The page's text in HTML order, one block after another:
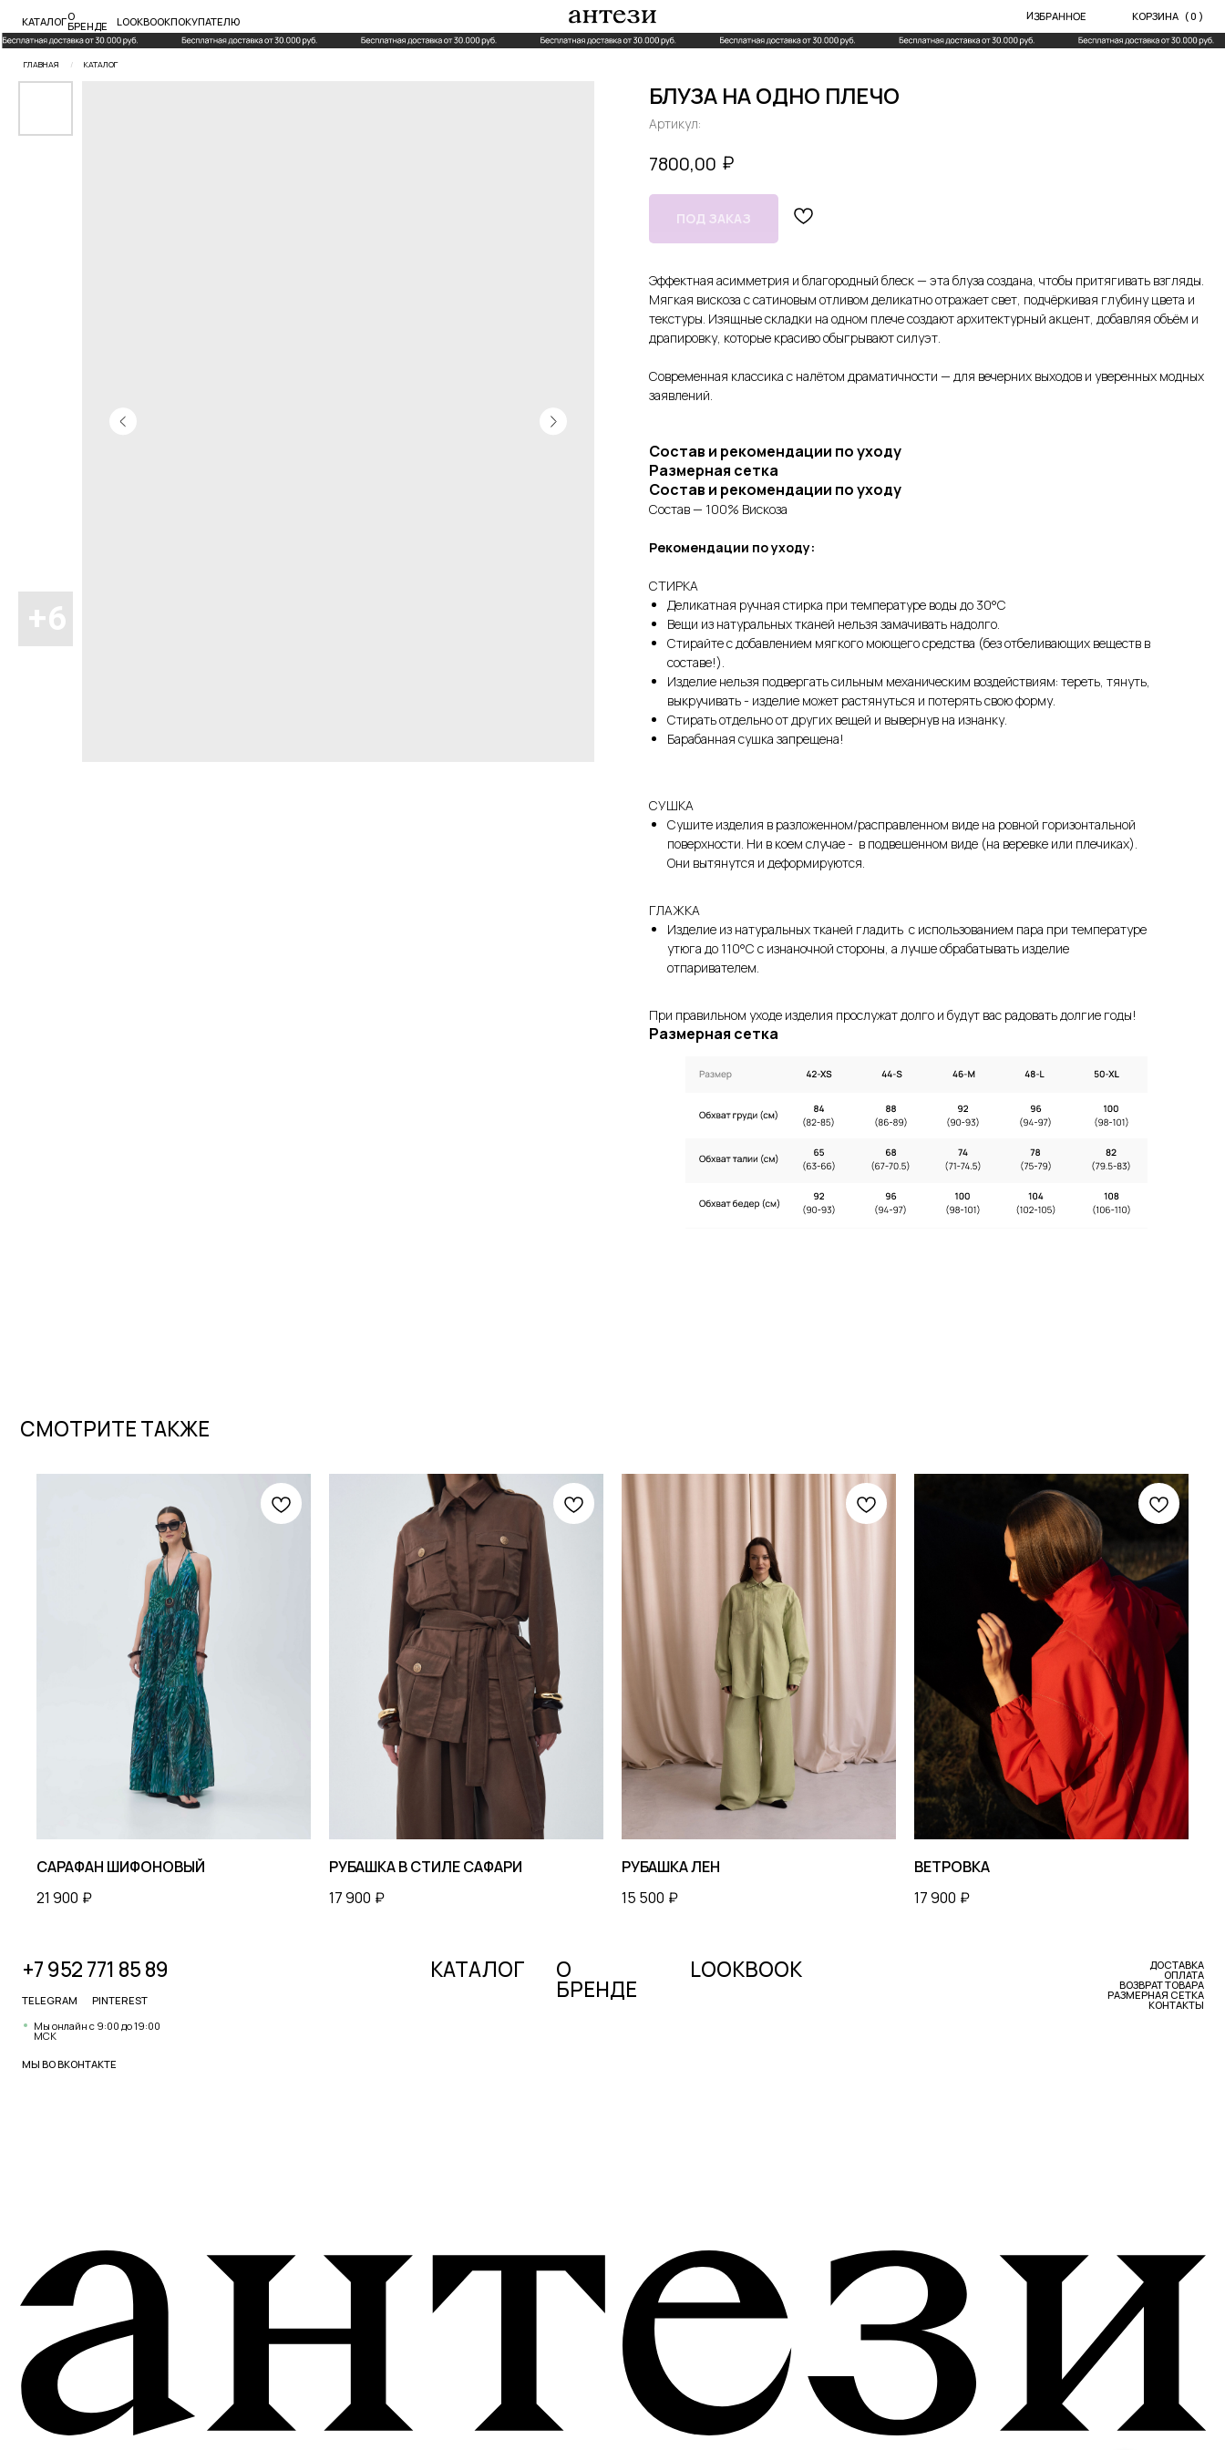
КАТАЛОГБРЕНДЕ LOOKBOOKПОКУПАТЕЛЮ КОРЗИНА ( 0 )
БЛУЗА НА ОДНО ПЛЕЧО
Артикул:
7800,00 ₽
Эффектная асимметрия и благородный блеск — эта блуза создана, чтобы притягивать взгляды.
Мягкая вискоза с сатиновым отливом деликатно отражает свет, подчёркивая глубину цвета и
текстуры. Изящные складки на одном плече создают архитектурный акцент, добавляя объём и
драпировку, которые красиво обыгрывают силуэт.
Современная классика с налётом драматичности — для вечерних выходов и уверенных модных
заявлений.
Состав и рекомендации по уходу
Размерная сетка
Состав и рекомендации по уходу
Состав — 100% Вискоза
Рекомендации по уходу:
СТИРКА
Деликатная ручная стирка при температуре воды до 30°C
Вещи из натуральных тканей нельзя замачивать надолго.
Стирайте с добавлением мягкого моющего средства (без отбеливающих веществ в
составе!).
Изделие нельзя подвергать сильным механическим воздействиям: тереть, тянуть,
выкручивать - изделие может растянуться и потерять свою форму.
Стирать отдельно от других вещей и вывернув на изнанку.
Барабанная сушка запрещена!
СУШКА
Сушите изделия в разложенном/расправленном виде на ровной горизонтальной
поверхности. Ни в коем случае - в подвешенном виде (на веревке или плечиках).
Они вытянутся и деформируются.
ГЛАЖКА
Изделие из натуральных тканей гладить с использованием пара при температуре
утюга до 110°C с изнаночной стороны, а лучше обрабатывать изделие
отпаривателем.
При правильном уходе изделия прослужат долго и будут вас радовать долгие годы!
Размерная сетка
САРАФАН ШИФОНОВЫЙ
21 900 ₽
РУБАШКА В СТИЛЕ САФАРИ
17 900 ₽
РУБАШКА ЛЕН
15 500 ₽
ВЕТРОВКА
17 900 ₽
PINTEREST
МЫ ВОВКОНТАКТЕ
ДОСТАВКА
ОПЛАТА
ВОЗВРАТ ТОВАРА
РАЗМЕРНАЯ СЕТКА
КОНТАКТЫ
+7 952 771 85 89 КАТАЛОГ
БРЕНДЕ
LOOKBOOK